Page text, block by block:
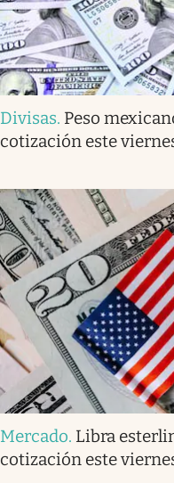
Divisas. Peso
cotización este
Mercado. Libra
cotización este